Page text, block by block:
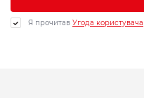
Я прочитав Угода користувача